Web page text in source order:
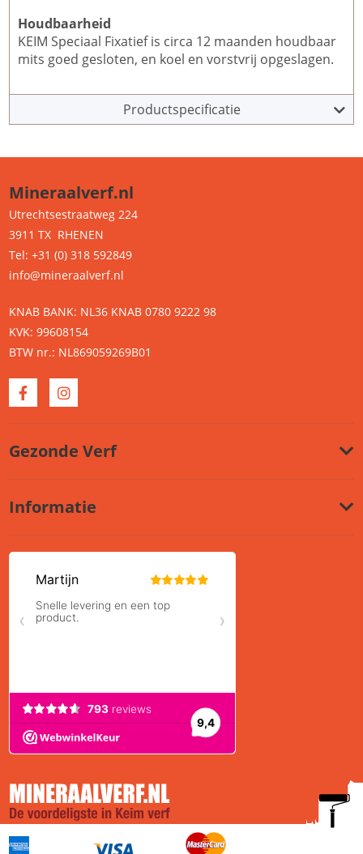
Houdbaarheid
KEIM Speciaal Fixatief is circa 12 maanden houdbaar
mits goed gesloten, en koel en vorstvrij opgeslagen.
Productspecificatie
Mineraalverf.nl
Utrechtsestraatweg 224
3911 TX RHENEN
Tel: +31 (0) 318 592849
info@mineraalverf.nl
KNAB BANK: NL36 KNAB 0780 9222 98
KVK: 99608154
BTW nr.: NL869059269B01
Gezonde Verf
Informatie